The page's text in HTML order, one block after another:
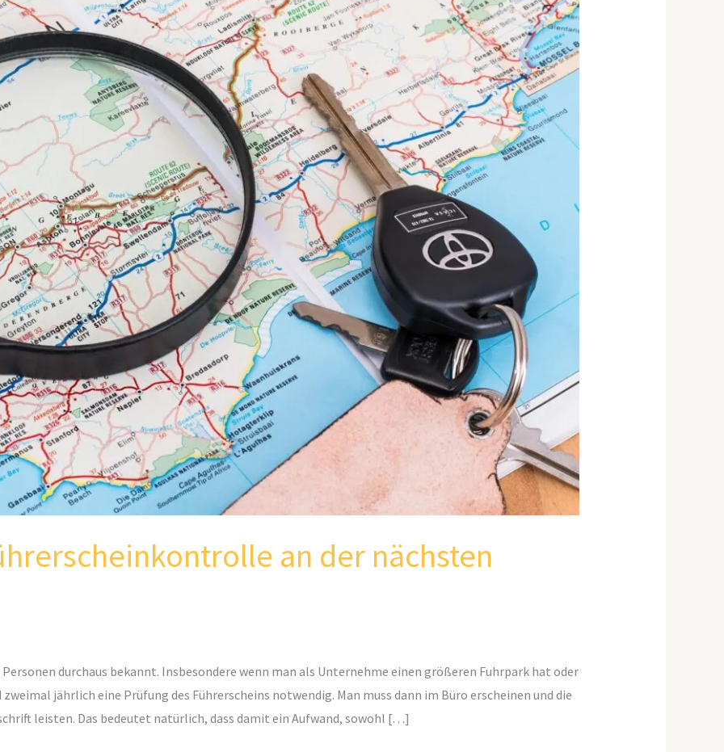
an der nächsten
durchaus bekannt. Insbesondere wenn man als Unternehme einen größeren Fuhrpark hat oder
jährlich eine Prüfung des Führerscheins notwendig. Man muss dann im Büro erscheinen und die
leisten. Das bedeutet natürlich, dass damit ein Aufwand, sowohl […]